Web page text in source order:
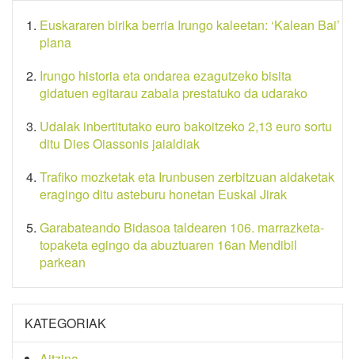
Euskararen birika berria Irungo kaleetan: ‘Kalean Bai’
plana
Irungo historia eta ondarea ezagutzeko bisita
gidatuen egitarau zabala prestatuko da udarako
Udalak inbertitutako euro bakoitzeko 2,13 euro sortu
ditu Dies Oiassonis jaialdiak
Trafiko mozketak eta Irunbusen zerbitzuan aldaketak
eragingo ditu asteburu honetan Euskal Jirak
Garabateando Bidasoa taldearen 106. marrazketa-
topaketa egingo da abuztuaren 16an Mendibil
parkean
KATEGORIAK